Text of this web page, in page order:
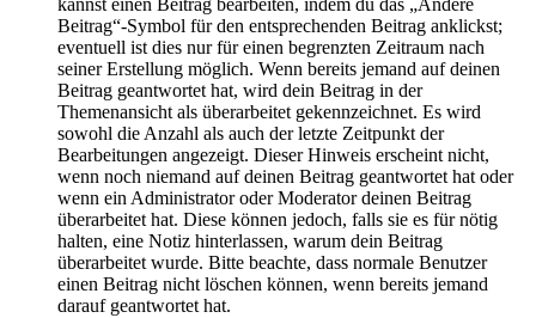
kannst einen Beitrag bearbeiten, indem du das „Ändere
Beitrag“-Symbol für den entsprechenden Beitrag anklickst;
eventuell ist dies nur für einen begrenzten Zeitraum nach
seiner Erstellung möglich. Wenn bereits jemand auf deinen
Beitrag geantwortet hat, wird dein Beitrag in der
Themenansicht als überarbeitet gekennzeichnet. Es wird
sowohl die Anzahl als auch der letzte Zeitpunkt der
Bearbeitungen angezeigt. Dieser Hinweis erscheint nicht,
wenn noch niemand auf deinen Beitrag geantwortet hat oder
wenn ein Administrator oder Moderator deinen Beitrag
überarbeitet hat. Diese können jedoch, falls sie es für nötig
halten, eine Notiz hinterlassen, warum dein Beitrag
überarbeitet wurde. Bitte beachte, dass normale Benutzer
einen Beitrag nicht löschen können, wenn bereits jemand
darauf geantwortet hat.